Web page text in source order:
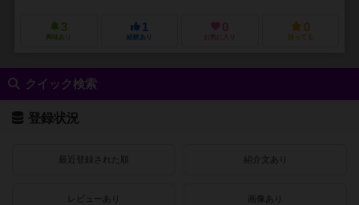
3
興味あり
1
経験あり
0
お気に入り
0
持ってる
クイック検索
登録状況
最近登録された順 紹介文あり
レビューあり 画像あり